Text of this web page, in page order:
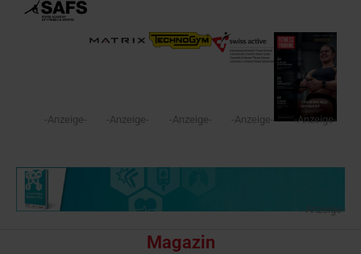
-Anzeige- -Anzeige- -Anzeige- -Anzeige- -Anzeige-
-Anzeige-
Magazin